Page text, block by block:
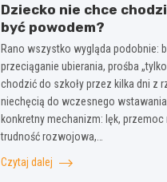
Dziecko nie chce
być powodem?
Rano wszystko wygląda podobnie:
przeciąganie ubierania, prośba
chodzić do szkoły przez kilka dni z
niechęcią do wczesnego
konkretny mechanizm: lęk,
trudność rozwojowa,…
Czytaj dalej